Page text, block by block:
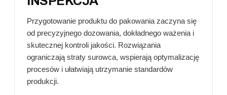
Przygotowanie produktu do pakowania zaczyna się
od precyzyjnego dozowania, dokładnego ważenia i
skutecznej kontroli jakości. Rozwiązania
ograniczają straty surowca, wspierają optymalizację
procesów i ułatwiają utrzymanie standardów
produkcji.